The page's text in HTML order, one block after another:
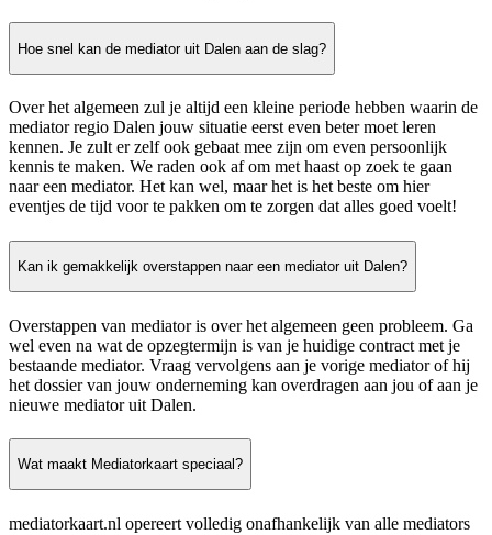
Hoe snel kan de mediator uit Dalen aan de slag?
Over het algemeen zul je altijd een kleine periode hebben waarin de
mediator regio Dalen jouw situatie eerst even beter moet leren
kennen. Je zult er zelf ook gebaat mee zijn om even persoonlijk
kennis te maken. We raden ook af om met haast op zoek te gaan
naar een mediator. Het kan wel, maar het is het beste om hier
eventjes de tijd voor te pakken om te zorgen dat alles goed voelt!
Kan ik gemakkelijk overstappen naar een mediator uit Dalen?
Overstappen van mediator is over het algemeen geen probleem. Ga
wel even na wat de opzegtermijn is van je huidige contract met je
bestaande mediator. Vraag vervolgens aan je vorige mediator of hij
het dossier van jouw onderneming kan overdragen aan jou of aan je
nieuwe mediator uit Dalen.
Wat maakt Mediatorkaart speciaal?
mediatorkaart.nl opereert volledig onafhankelijk van alle mediators